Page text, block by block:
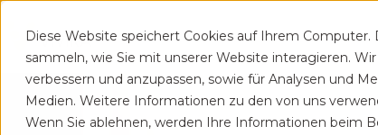
Diese Website speichert Cookies auf Ihrem
sammeln, wie Sie mit unserer Website interagieren.
verbessern und anzupassen, sowie für Analysen und
Medien. Weitere Informationen zu den von uns
Wenn Sie ablehnen, werden Ihre Informationen beim
Patient Praxis